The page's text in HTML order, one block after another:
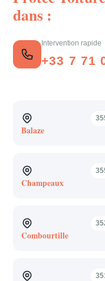
dans :
Intervention rapide
+33 7 71
Balaze
Champeaux
Combourtille